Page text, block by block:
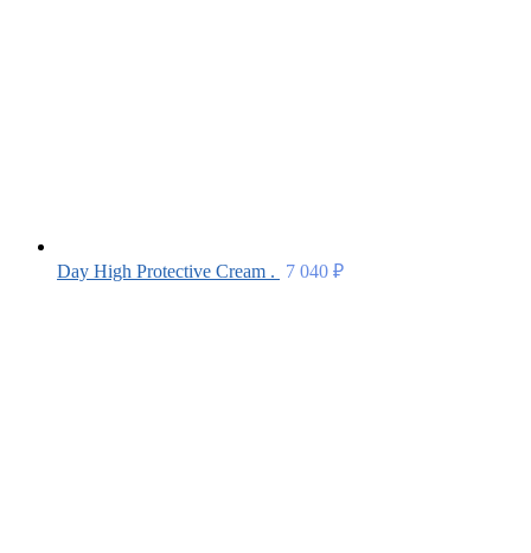
Day High Protective Cream . 7 040 ₽